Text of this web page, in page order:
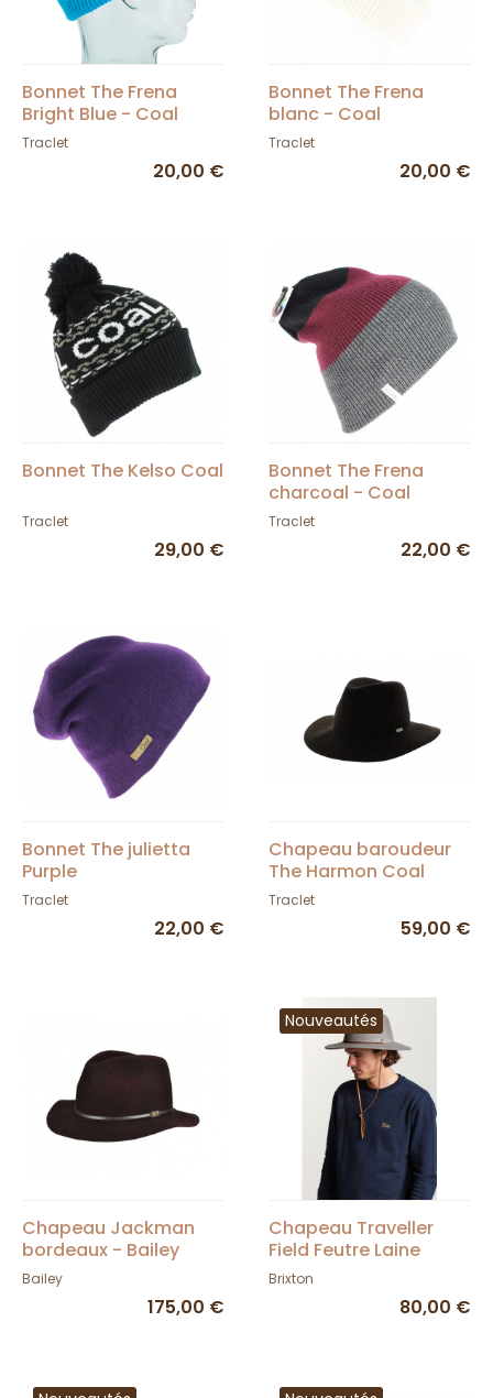
Bonnet The Frena
Bright Blue - Coal
Traclet
20,00 €
Bonnet The Frena
blanc - Coal
Traclet
20,00 €
Bonnet The Kelso Coal
Traclet
29,00 €
Bonnet The Frena
charcoal - Coal
Traclet
22,00 €
Bonnet The julietta
Purple
Traclet
22,00 €
Chapeau baroudeur
The Harmon Coal
marron
Traclet
59,00 €
Chapeau Jackman
bordeaux - Bailey
Bailey
175,00 €
Nouveautés
Chapeau Traveller
Field Feutre Laine
Taupe - Brixton
Brixton
80,00 €